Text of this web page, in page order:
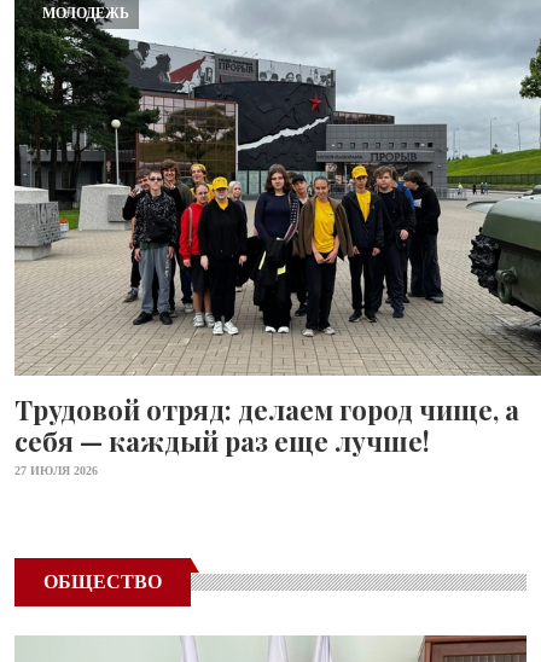
МОЛОДЕЖЬ
Трудовой отряд: делаем город чище, а
себя — каждый раз еще лучше!
27 ИЮЛЯ 2026
ОБЩЕСТВО